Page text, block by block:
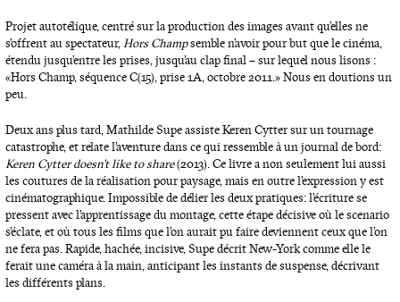
Projet autotélique, centré sur la production des images avant qu’elles ne
s’offrent au spectateur,Hors Champsemble n’avoir pour but que le cinéma,
étendu jusqu’entre les prises, jusqu’au clap final – sur lequel nous lisons :
« Hors Champ, séquence C(15), prise 1A, octobre 2011. » Nous en doutions un
peu.
Deux ans plus tard, Mathilde Supe assiste Keren Cytter sur un tournage
catastrophe, et relate l’aventure dans ce qui ressemble à un journal de bord :
Keren Cytter doesn’t like to share(2013). Ce livre a non seulement lui aussi
les coutures de la réalisation pour paysage, mais en outre l’expression y est
cinématographique. Impossible de délier les deux pratiques : l’écriture se
pressent avec l’apprentissage du montage, cette étape décisive où le scenario
s’éclate, et où tous les films que l’on aurait pu faire deviennent ceux que l’on
ne fera pas. Rapide, hachée, incisive, Supe décrit New-York comme elle le
ferait une caméra à la main, anticipant les instants de suspense, décrivant
les différents plans.